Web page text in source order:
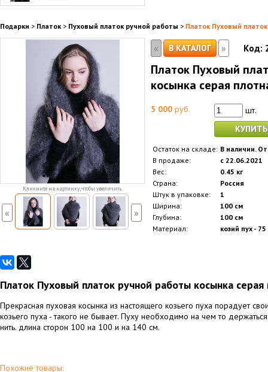
Подарки > Платок > Пуховый платок ручной работы > Платок Пуховый
Кликните на картинку, чтобы увеличить
« »
« В КАТАЛОГ » Код:
Платок Пуховый
косынка серая
5 000 руб.
шт.
Остаток на складе: В наличии.
В продаже:
с 22.06.2021
Вес:
0.45 кг
Страна:
Россия
Штук в упаковке:
1
Ширина:
100 см
Глубина:
100 см
Материал:
козий пух -
Платок Пуховый платок ручной работы косынка серая
Прекрасная пуховая косынка из настоящего козьего пуха порадует
козьего пуха - такого не бывает. Пуху необходимо на чем то
нить. длина сторон 100 на 100 и на 140 см.
Похожие товары: